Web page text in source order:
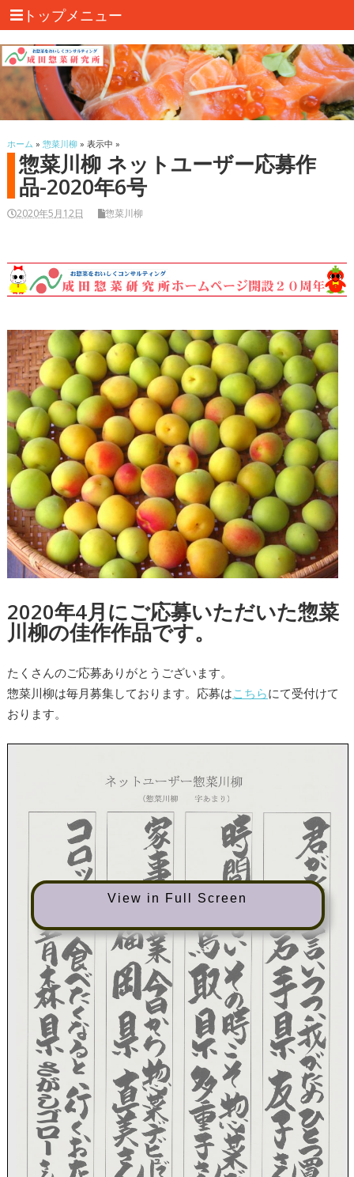
トップメニュー
ホーム » 惣菜川柳» 表示中 »
惣菜川柳 ネットユーザー応募作
品-2020年6号
2020年5月12日 惣菜川柳
2020年4月にご応募いただいた惣菜
川柳の佳作作品です。
たくさんのご応募ありがとうございます。
惣菜川柳は毎月募集しております。応募はこちらにて受付けて
おります。
View in Full Screen